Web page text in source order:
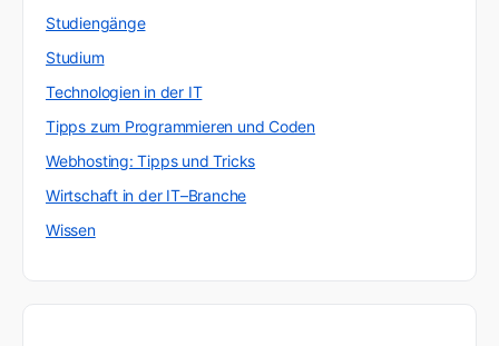
Studiengänge
Studium
Technologien in der IT
Tipps zum Programmieren und Coden
Webhosting: Tipps und Tricks
Wirtschaft in der IT–Branche
Wissen